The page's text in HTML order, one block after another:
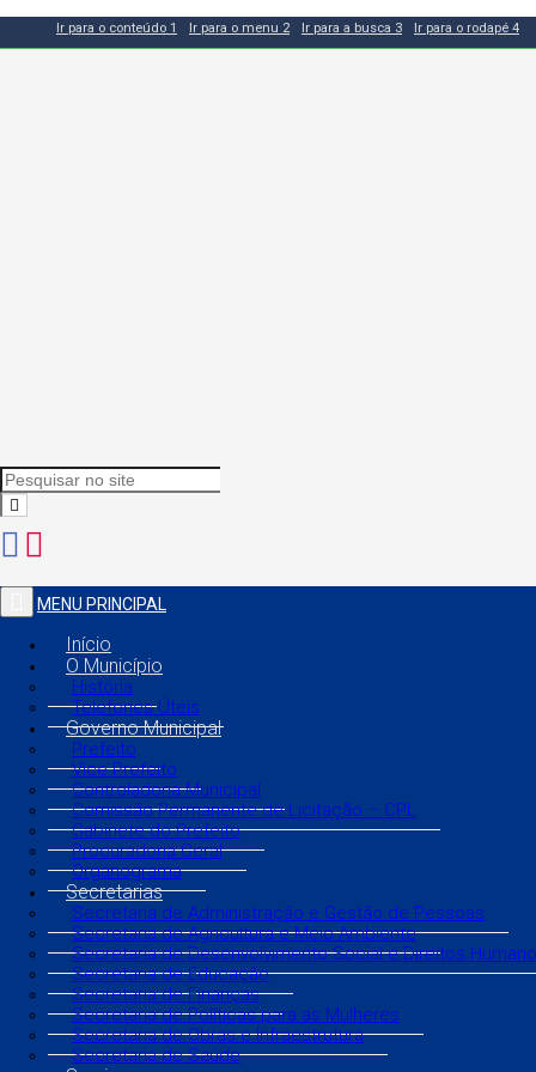
Ir para o conteúdo 1 Ir para o menu 2 Ir para a busca 3 Ir para o rodapé 4
MENU PRINCIPAL
Início
O Município
História
Telefones Úteis
Governo Municipal
Prefeito
Vice Prefeito
Controladoria Municipal
Comissão Permanente de Licitação – CPL
Gabinete do Prefeito
Procuradoria Geral
Organograma
Secretarias
Secretaria de Administração e Gestão de Pessoas
Secretaria de Agricultura e Meio Ambiente
Secretaria de Desenvolvimento Social e Direitos
Secretaria de Educação
Secretaria de Finanças
Secretaria de Políticas para as Mulheres
Secretaria de Obras e Infraestrutura
Secretaria de Saúde